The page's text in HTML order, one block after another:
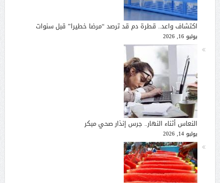
اكتشاف واعد.. قطرة دم قد ترصد “مرضا خطيرا” قبل سنوات
يوليو 16, 2026
النعاس أثناء النهار.. جرس إنذار صحي مبكر
يوليو 14, 2026